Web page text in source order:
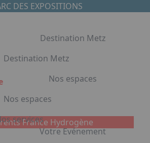
DES EXPOSITIONS
Destination Metz
Destination Metz
Choisir Metz
& Hébergement
Nos espaces
Nos espaces
Nos espaces
services
Votre Evénement
France Hydrogène
des cookies